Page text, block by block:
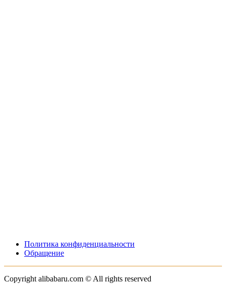
Политика конфиденциальности
Обращение
Copyright alibabaru.com © All rights reserved